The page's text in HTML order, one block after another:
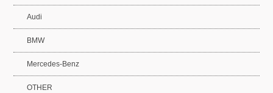
Audi
BMW
Mercedes-Benz
OTHER